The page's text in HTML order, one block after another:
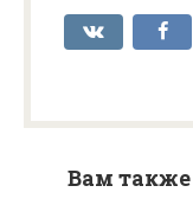
Вам